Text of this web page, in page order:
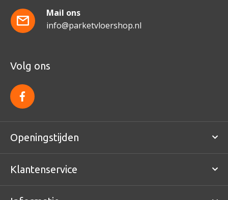
Mail ons
info@parketvloershop.nl
Volg ons
f
a
c
e
o
o
Openingstijden
Klantenservice